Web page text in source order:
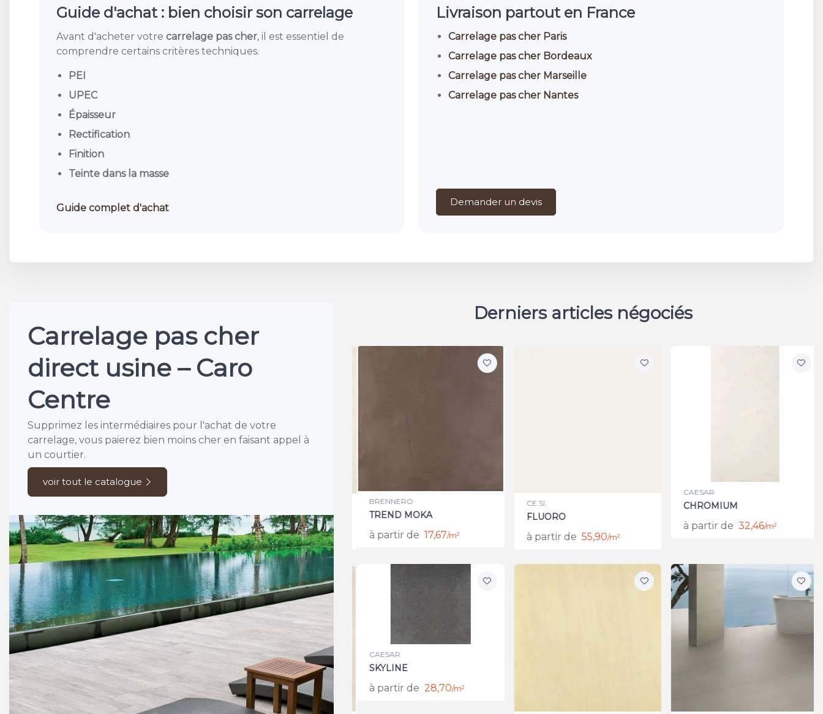
Guide d'achat : bien choisir son carrelage
Avant d'acheter votre carrelage pas cher, il est essentiel de
comprendre certains critères techniques.
PEI
UPEC
Épaisseur
Rectification
Finition
Teinte dans la masse
Guide complet d'achat
Livraison partout en France
Carrelage pas cher Paris
Carrelage pas cher Bordeaux
Carrelage pas cher Marseille
Carrelage pas cher Nantes
Demander un devis
Carrelage pas cher
direct usine – Caro
Centre
Supprimez les intermédiaires pour l'achat de votre
carrelage, vous paierez bien moins cher en faisant appel à
un courtier.
voir tout le catalogue
Derniers articles négociés
TOY TORTORA KRY
à partir de 41,04/m²
WHITE STRIATO
à partir de 52,53/m²
BRENNERO
GOLDENEYEPUREWHITE
à partir de 39,43
/m²
BRENNERO
TREND MOKA
à partir de 17,67/m²
CE.SI.
FLUORO
à partir de 55,90/m²
CAESAR
CHROMIUM
à partir de 32,46/m²
CAESAR
SKYLINE
à partir de 28,70/m²